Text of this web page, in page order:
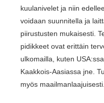
kuulanivelet ja niin
voidaan suunnitella ja
piirustusten mukaisesti.
pidikkeet ovat erittäin
ulkomailla, kuten
Kaakkois-Aasiassa jne.
myös maailmanlaajuisesti.